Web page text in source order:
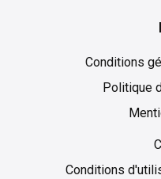
Conditions
Politique
Conditions